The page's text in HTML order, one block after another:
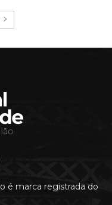
é marca registrada do